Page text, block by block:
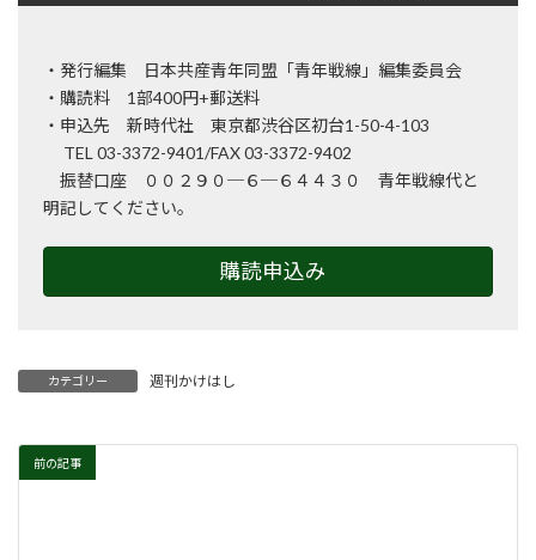
・発行編集 日本共産青年同盟「青年戦線」編集委員会
・購読料 1部400円+郵送料
・申込先 新時代社 東京都渋谷区初台1-50-4-103
TEL 03-3372-9401/FAX 03-3372-9402
振替口座 ００２９０─６─６４４３０ 青年戦線代と
明記してください。
購読申込み
カテゴリー 週刊かけはし
前の記事